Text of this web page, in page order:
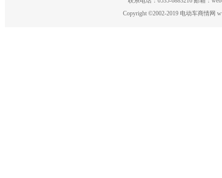
Copyright ©2002-2019 电动车商情网